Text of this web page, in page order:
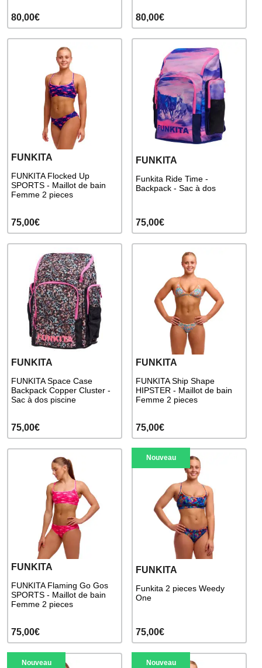
80,00€ 80,00€
FUNKITA
FUNKITA Flocked Up
SPORTS - Maillot de bain
Femme 2 pieces
75,00€
FUNKITA
Funkita Ride Time -
Backpack - Sac à dos
75,00€
FUNKITA
FUNKITA Space Case
Backpack Copper Cluster -
Sac à dos piscine
75,00€
FUNKITA
FUNKITA Ship Shape
HIPSTER - Maillot de bain
Femme 2 pieces
75,00€
FUNKITA
FUNKITA Flaming Go Gos
SPORTS - Maillot de bain
Femme 2 pieces
75,00€
Nouveau
FUNKITA
Funkita 2 pieces Weedy
One
75,00€
Nouveau Nouveau